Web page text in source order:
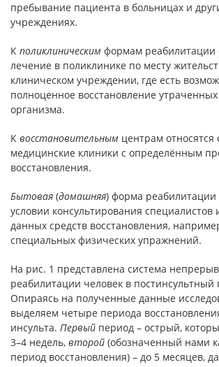
пребывание пациента в больницах и
учреждениях.
К поликлиническим формам реабилитации
лечение в поликлинике по месту
клиническом учреждении, где есть
полноценное восстановление
организма.
К восстановительным центрам
медицинские клиники с определённым
восстановления.
Бытовая (домашняя) форма
условии консультирования
данных средств восстановления,
специальных физических упражнений.
На рис. 1 представлена система
реабилитации человек в постинсультный
Опираясь на полученные данные
выделяем четыре периода
инсульта. Первый период – острый,
3–4 недель, второй (обозначенный нами
период восстановления) – до 5 месяцев,